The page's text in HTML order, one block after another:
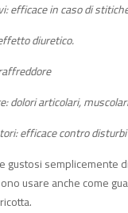
efficace in caso di
diuretico.
dolori articolari,
efficace contro
gustosi semplicemente
usare anche come